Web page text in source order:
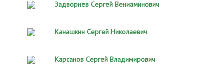
Задворнев Сергей Вениаминович
Канашкин Сергей Николаевич
Карсанов Сергей Владимирович